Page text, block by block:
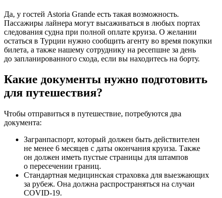
Да, у гостей Astoria Grande есть такая возможность.
Пассажиры лайнера могут высаживаться в любых портах
следования судна при полной оплате круиза. О желании
остаться в Турции нужно сообщить агенту во время покупки
билета, а также нашему сотруднику на ресепшне за день
до запланированного схода, если вы находитесь на борту.
Какие документы нужно подготовить
для путешествия?
Чтобы отправиться в путешествие, потребуются два
документа:
Загранпаспорт, который должен быть действителен
не менее 6 месяцев с даты окончания круиза. Также
он должен иметь пустые страницы для штампов
о пересечении границ.
Стандартная медицинская страховка для выезжающих
за рубеж. Она должна распространяться на случаи
COVID-19.